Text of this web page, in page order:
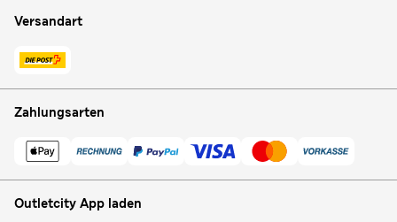
Versandart
Zahlungsarten
Outletcity App laden